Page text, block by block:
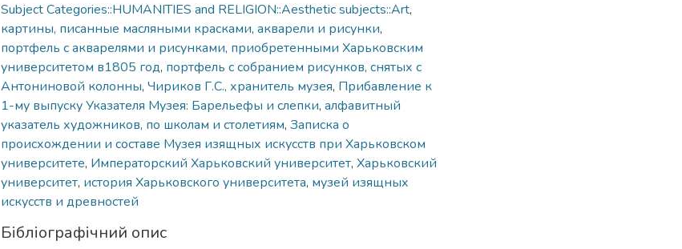
Subject Categories::HUMANITIES and RELIGION::Aesthetic subjects::Art,
картины, писанные масляными красками, акварели и рисунки,
портфель с акварелями и рисунками, приобретенными Харьковским
университетом в1805 год, портфель с собранием рисунков, снятых с
Антониновой колонны, Чириков Г.С., хранитель музея, Прибавление к
1-му выпуску Указателя Музея: Барельефы и слепки, алфавитный
указатель художников, по школам и столетиям, Записка о
происхождении и составе Музея изящных искусств при Харьковском
университете, Императорский Харьковский университет, Харьковский
университет, история Харьковского университета, музей изящных
искусств и древностей
Бібліографічний опис